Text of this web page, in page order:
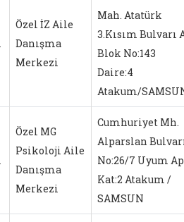
Özel İZ Aile
Danışma
Merkezi
Mah. Atatürk
3.Kısım Bulvarı
Blok No:143
Daire:4
Atakum/
Özel MG
Psikoloji Aile
Danışma
Merkezi
Cumhuriyet Mh.
Alparslan
No:26/7 Uyum
Kat:2 Atakum /
SAMSUN